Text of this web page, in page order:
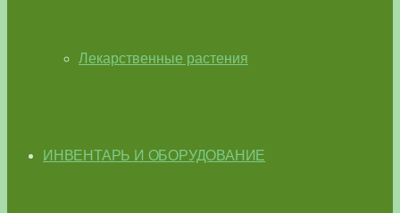
Лекарственные растения
ИНВЕНТАРЬ И ОБОРУДОВАНИЕ